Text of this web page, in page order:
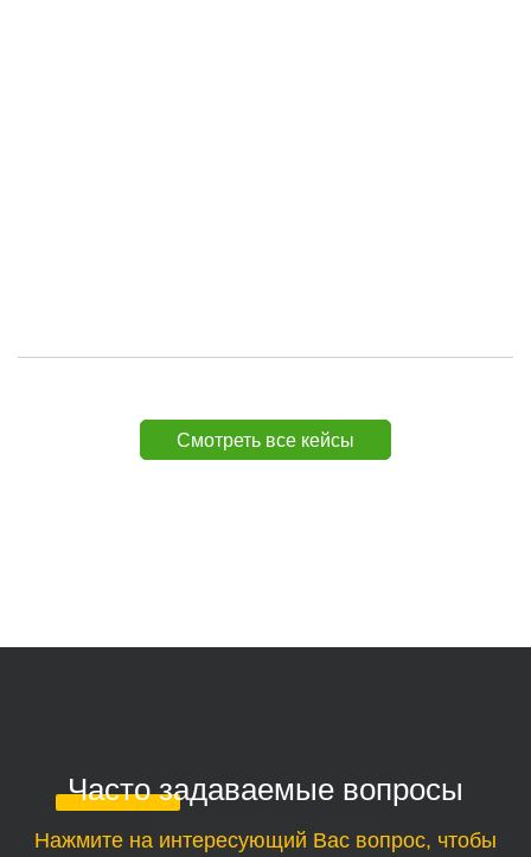
Смотреть все кейсы
Часто задаваемые вопросы
Нажмите на интересующий Вас вопрос, чтобы